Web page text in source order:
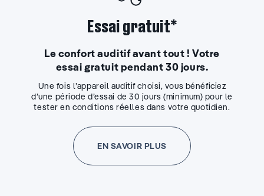
Essai gratuit*
Le confort auditif avant tout ! Votre
essai gratuit pendant 30 jours.
Une fois l’appareil auditif choisi, vous bénéficiez
d’une période d’essai de 30 jours (minimum) pour le
tester en conditions réelles dans votre quotidien.
EN SAVOIR PLUS